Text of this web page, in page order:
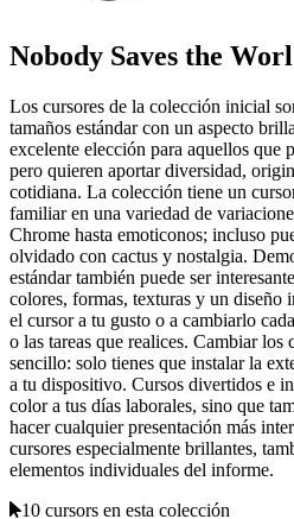
Nobody Saves the
Los cursores de la colección inicial
tamaños estándar con un aspecto
excelente elección para aquellos que
pero quieren aportar diversidad,
cotidiana. La colección tiene un
familiar en una variedad de
Chrome hasta emoticonos; incluso
olvidado con cactus y nostalgia.
estándar también puede ser
colores, formas, texturas y un diseño
el cursor a tu gusto o a cambiarlo
o las tareas que realices. Cambiar los
sencillo: solo tienes que instalar la
a tu dispositivo. Cursos divertidos e
color a tus días laborales, sino que
hacer cualquier presentación más
cursores especialmente brillantes,
elementos individuales del informe.
10 cursors en esta colección